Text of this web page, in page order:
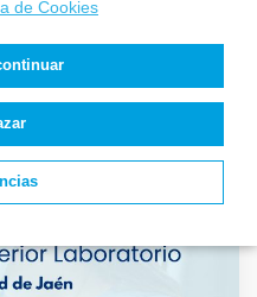
de Cookies
de Salud
de la fecha
– Técnico